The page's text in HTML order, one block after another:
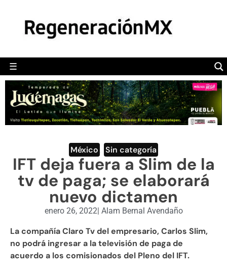
☰
POLÍTICA
CAMALEÓN
OPINIÓN
DEPORTES
ENGLISH SECTION
VIDEOS
México Sin categoría
IFT deja fuera a Slim de la
tv de paga; se elaborará
nuevo dictamen
enero 26, 2022| Alam Bernal Avendaño
La compañía Claro Tv del empresario, Carlos Slim,
no podrá ingresar a la televisión de paga de
acuerdo a los comisionados del Pleno del IFT.